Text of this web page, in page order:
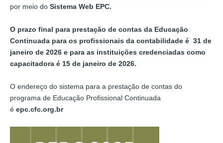
por meio do Sistema Web EPC.
O prazo final para prestação de contas da Educação
Continuada para os profissionais da contabilidade é 31 de
janeiro de 2026 e para as instituições credenciadas como
capacitadora é 15 de janeiro de 2026.
O endereço do sistema para a prestação de contas do
programa de Educação Profissional Continuada
é epc.cfc.org.br